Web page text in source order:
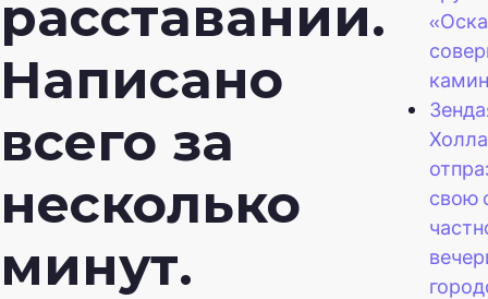
расставании.
Написано
всего за
несколько
минут.
свою